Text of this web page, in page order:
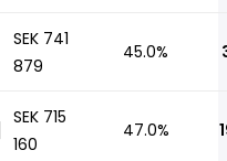
SEK 741
879
45.0%
SEK 715
160
47.0%